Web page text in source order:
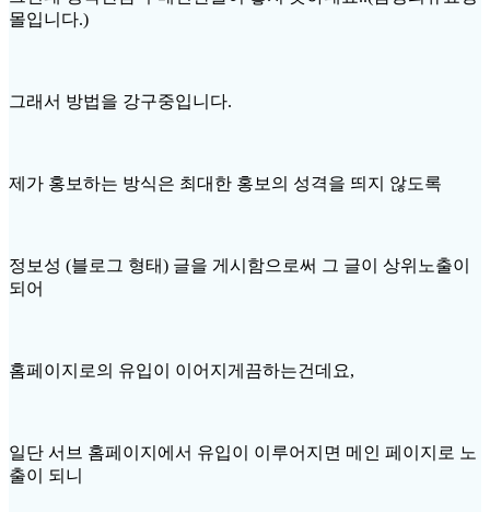
몰입니다.)
그래서 방법을 강구중입니다.
제가 홍보하는 방식은 최대한 홍보의 성격을 띄지 않도록
정보성 (블로그 형태) 글을 게시함으로써 그 글이 상위노출이
되어
홈페이지로의 유입이 이어지게끔하는건데요,
일단 서브 홈페이지에서 유입이 이루어지면 메인 페이지로 노
출이 되니